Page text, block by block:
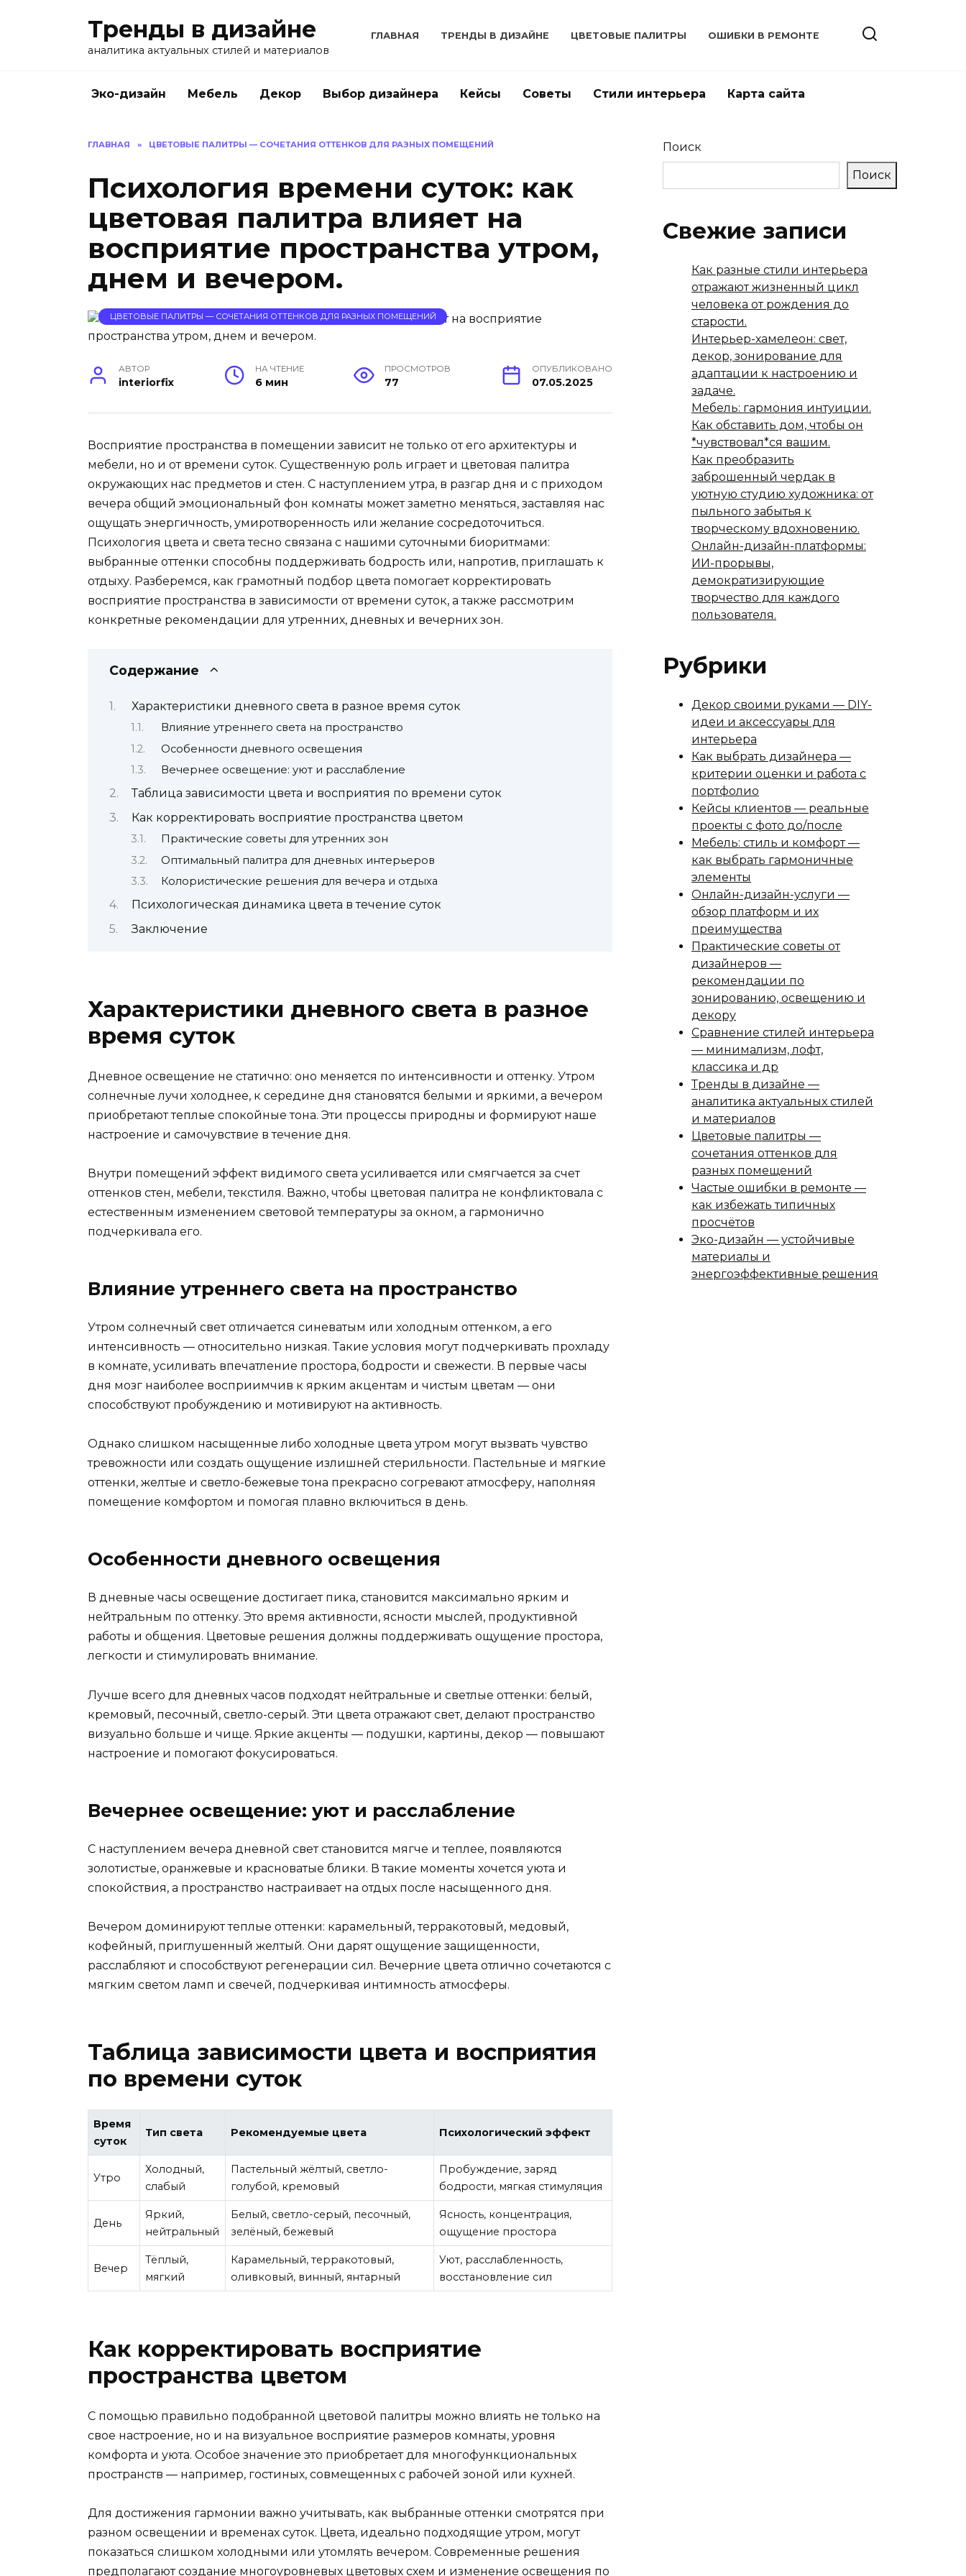
Тренды в дизайне
аналитика актуальных стилей и материалов
ГЛАВНАЯ ТРЕНДЫ В ДИЗАЙНЕ ЦВЕТОВЫЕ ПАЛИТРЫ ОШИБКИ В РЕМОНТЕ
Эко-дизайн Мебель Декор Выбор дизайнера Кейсы Советы Стили интерьера Карта сайта
ГЛАВНАЯ » ЦВЕТОВЫЕ ПАЛИТРЫ — СОЧЕТАНИЯ ОТТЕНКОВ ДЛЯ РАЗНЫХ ПОМЕЩЕНИЙ
Психология времени суток: как
цветовая палитра влияет на
восприятие пространства утром,
днем и вечером.
ЦВЕТОВЫЕ ПАЛИТРЫ — СОЧЕТАНИЯ ОТТЕНКОВ ДЛЯ РАЗНЫХ ПОМЕЩЕНИЙ
АВТОР
interiorfix
НА ЧТЕНИЕ
6 мин
ПРОСМОТРОВ
77
ОПУБЛИКОВАНО
07.05.2025
Восприятие пространства в помещении зависит не только от его архитектуры и
мебели, но и от времени суток. Существенную роль играет и цветовая палитра
окружающих нас предметов и стен. С наступлением утра, в разгар дня и с приходом
вечера общий эмоциональный фон комнаты может заметно меняться, заставляя нас
ощущать энергичность, умиротворенность или желание сосредоточиться.
Психология цвета и света тесно связана с нашими суточными биоритмами:
выбранные оттенки способны поддерживать бодрость или, напротив, приглашать к
отдыху. Разберемся, как грамотный подбор цвета помогает корректировать
восприятие пространства в зависимости от времени суток, а также рассмотрим
конкретные рекомендации для утренних, дневных и вечерних зон.
Содержание
Характеристики дневного света в разное время суток
Влияние утреннего света на пространство
Особенности дневного освещения
Вечернее освещение: уют и расслабление
Таблица зависимости цвета и восприятия по времени суток
Как корректировать восприятие пространства цветом
Практические советы для утренних зон
Оптимальный палитра для дневных интерьеров
Колористические решения для вечера и отдыха
Психологическая динамика цвета в течение суток
Заключение
Характеристики дневного света в разное
время суток
Дневное освещение не статично: оно меняется по интенсивности и оттенку. Утром
солнечные лучи холоднее, к середине дня становятся белыми и яркими, а вечером
приобретают теплые спокойные тона. Эти процессы природны и формируют наше
настроение и самочувствие в течение дня.
Внутри помещений эффект видимого света усиливается или смягчается за счет
оттенков стен, мебели, текстиля. Важно, чтобы цветовая палитра не конфликтовала с
естественным изменением световой температуры за окном, а гармонично
подчеркивала его.
Влияние утреннего света на пространство
Утром солнечный свет отличается синеватым или холодным оттенком, а его
интенсивность — относительно низкая. Такие условия могут подчеркивать прохладу
в комнате, усиливать впечатление простора, бодрости и свежести. В первые часы
дня мозг наиболее восприимчив к ярким акцентам и чистым цветам — они
способствуют пробуждению и мотивируют на активность.
Однако слишком насыщенные либо холодные цвета утром могут вызвать чувство
тревожности или создать ощущение излишней стерильности. Пастельные и мягкие
оттенки, желтые и светло-бежевые тона прекрасно согревают атмосферу, наполняя
помещение комфортом и помогая плавно включиться в день.
Особенности дневного освещения
В дневные часы освещение достигает пика, становится максимально ярким и
нейтральным по оттенку. Это время активности, ясности мыслей, продуктивной
работы и общения. Цветовые решения должны поддерживать ощущение простора,
легкости и стимулировать внимание.
Лучше всего для дневных часов подходят нейтральные и светлые оттенки: белый,
кремовый, песочный, светло-серый. Эти цвета отражают свет, делают пространство
визуально больше и чище. Яркие акценты — подушки, картины, декор — повышают
настроение и помогают фокусироваться.
Вечернее освещение: уют и расслабление
С наступлением вечера дневной свет становится мягче и теплее, появляются
золотистые, оранжевые и красноватые блики. В такие моменты хочется уюта и
спокойствия, а пространство настраивает на отдых после насыщенного дня.
Вечером доминируют теплые оттенки: карамельный, терракотовый, медовый,
кофейный, приглушенный желтый. Они дарят ощущение защищенности,
расслабляют и способствуют регенерации сил. Вечерние цвета отлично сочетаются с
мягким светом ламп и свечей, подчеркивая интимность атмосферы.
Таблица зависимости цвета и восприятия
по времени суток
Время
суток
Тип света Рекомендуемые цвета Психологический эффект
Утро
Холодный,
слабый
Пастельный жёлтый, светло-
голубой, кремовый
Пробуждение, заряд
бодрости, мягкая стимуляция
День
Яркий,
нейтральный
Белый, светло-серый, песочный,
зелёный, бежевый
Ясность, концентрация,
ощущение простора
Вечер
Тёплый,
мягкий
Карамельный, терракотовый,
оливковый, винный, янтарный
Уют, расслабленность,
восстановление сил
Как корректировать восприятие
пространства цветом
С помощью правильно подобранной цветовой палитры можно влиять не только на
свое настроение, но и на визуальное восприятие размеров комнаты, уровня
комфорта и уюта. Особое значение это приобретает для многофункциональных
пространств — например, гостиных, совмещенных с рабочей зоной или кухней.
Для достижения гармонии важно учитывать, как выбранные оттенки смотрятся при
разном освещении и временах суток. Цвета, идеально подходящие утром, могут
показаться слишком холодными или утомлять вечером. Современные решения
предполагают создание многоуровневых цветовых схем и изменение освещения по
Поиск
Поиск
Свежие записи
Как разные стили интерьера
отражают жизненный цикл
человека от рождения до
старости.
Интерьер-хамелеон: свет,
декор, зонирование для
адаптации к настроению и
задаче.
Мебель: гармония интуиции.
Как обставить дом, чтобы он
*чувствовал*ся вашим.
Как преобразить
заброшенный чердак в
уютную студию художника: от
пыльного забытья к
творческому вдохновению.
Онлайн-дизайн-платформы:
ИИ-прорывы,
демократизирующие
творчество для каждого
пользователя.
Рубрики
Декор своими руками — DIY-
идеи и аксессуары для
интерьера
Как выбрать дизайнера —
критерии оценки и работа с
портфолио
Кейсы клиентов — реальные
проекты с фото до/после
Мебель: стиль и комфорт —
как выбрать гармоничные
элементы
Онлайн-дизайн-услуги —
обзор платформ и их
преимущества
Практические советы от
дизайнеров —
рекомендации по
зонированию, освещению и
декору
Сравнение стилей интерьера
— минимализм, лофт,
классика и др
Тренды в дизайне —
аналитика актуальных стилей
и материалов
Цветовые палитры —
сочетания оттенков для
разных помещений
Частые ошибки в ремонте —
как избежать типичных
просчётов
Эко-дизайн — устойчивые
материалы и
энергоэффективные решения